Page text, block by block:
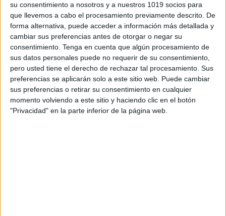
su consentimiento a nosotros y a nuestros 1019 socios para
que llevemos a cabo el procesamiento previamente descrito. De
forma alternativa, puede acceder a información más detallada y
cambiar sus preferencias antes de otorgar o negar su
consentimiento. Tenga en cuenta que algún procesamiento de
sus datos personales puede no requerir de su consentimiento,
pero usted tiene el derecho de rechazar tal procesamiento. Sus
preferencias se aplicarán solo a este sitio web. Puede cambiar
sus preferencias o retirar su consentimiento en cualquier
momento volviendo a este sitio y haciendo clic en el botón
"Privacidad" en la parte inferior de la página web.
de los refranes de […]
SEGUIR LEYENDO
Buscar